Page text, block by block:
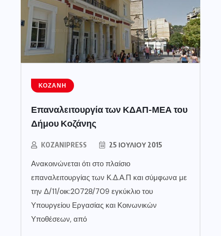
ΚΟΖΆΝΗ
Επαναλειτουργία των ΚΔΑΠ-ΜΕΑ του
Δήμου Κοζάνης
KOZANIPRESS 25 ΙΟΥΛΊΟΥ 2015
Ανακοινώνεται ότι στο πλαίσιο
επαναλειτουργίας των Κ.Δ.Α.Π και σύμφωνα με
την Δ/11/οικ:20728/709 εγκύκλιο του
Υπουργείου Εργασίας και Κοινωνικών
Υποθέσεων, από